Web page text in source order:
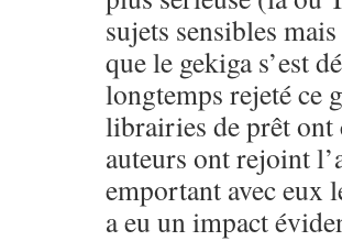
sujets sensibles
que le gekiga s’est
longtemps rejeté ce
librairies de prêt ont
auteurs ont rejoint
emportant avec eux
a eu un impact